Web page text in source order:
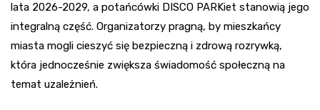
lata 2026-2029, a potańcówki DISCO PARKiet stanowią jego
integralną część. Organizatorzy pragną, by mieszkańcy
miasta mogli cieszyć się bezpieczną i zdrową rozrywką,
która jednocześnie zwiększa świadomość społeczną na
temat uzależnień.